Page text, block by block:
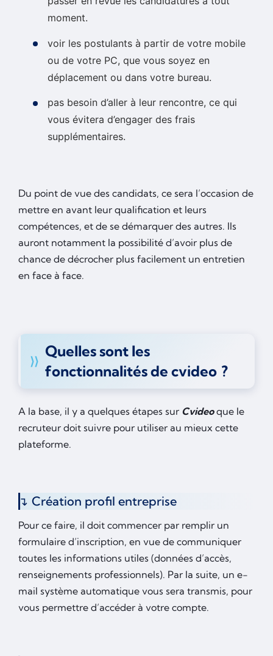
moment.
voir les postulants à partir de votre mobile
ou de votre PC, que vous soyez en
déplacement ou dans votre bureau.
pas besoin d’aller à leur rencontre, ce qui
vous évitera d’engager des frais
supplémentaires.
Du point de vue des candidats, ce sera l’occasion de
mettre en avant leur qualification et leurs
compétences, et de se démarquer des autres. Ils
auront notamment la possibilité d’avoir plus de
chance de décrocher plus facilement un entretien
en face à face.
Quelles sont les
fonctionnalités de cvideo ?
A la base, il y a quelques étapes sur Cvideoque le
recruteur doit suivre pour utiliser au mieux cette
plateforme.
Création profil entreprise
Pour ce faire, il doit commencer par remplir un
formulaire d’inscription, en vue de communiquer
toutes les informations utiles (données d’accès,
renseignements professionnels). Par la suite, un e-
mail système automatique vous sera transmis, pour
vous permettre d’accéder à votre compte.